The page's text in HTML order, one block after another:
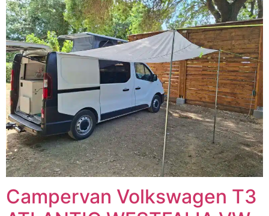
Campervan Volkswagen T3